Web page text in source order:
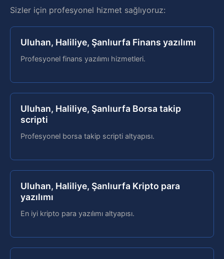
Sizler için profesyonel hizmet sağlıyoruz:
Uluhan, Haliliye, Şanlıurfa Finans yazılımı
Profesyonel finans yazılımı hizmetleri.
Uluhan, Haliliye, Şanlıurfa Borsa takip
scripti
Profesyonel borsa takip scripti altyapısı.
Uluhan, Haliliye, Şanlıurfa Kripto para
yazılımı
En iyi kripto para yazılımı altyapısı.